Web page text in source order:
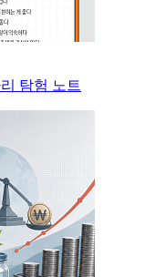
탐험 노트